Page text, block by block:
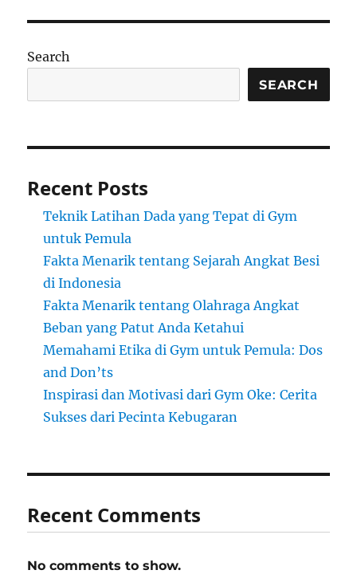
Search
SEARCH
Recent Posts
Teknik Latihan Dada yang Tepat di Gym
untuk Pemula
Fakta Menarik tentang Sejarah Angkat Besi
di Indonesia
Fakta Menarik tentang Olahraga Angkat
Beban yang Patut Anda Ketahui
Memahami Etika di Gym untuk Pemula: Dos
and Don’ts
Inspirasi dan Motivasi dari Gym Oke: Cerita
Sukses dari Pecinta Kebugaran
Recent Comments
No comments to show.